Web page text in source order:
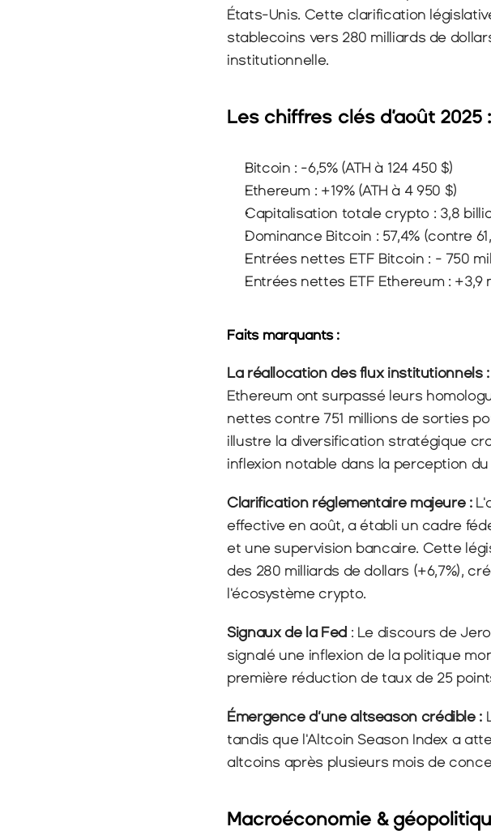
États-Unis. Cette clarification
stablecoins vers 280 milliards de
institutionnelle.
Les chiffres clés d’août 2025 :
Bitcoin : -6,5% (ATH à 124 450 $)
Ethereum : +19% (ATH à 4 950 $)
Capitalisation totale crypto : 3,8
Dominance Bitcoin : 57,4% (contre
Entrées nettes ETF Bitcoin : - 750
Entrées nettes ETF Ethereum : +3,9
Faits marquants :
La réallocation des flux institutionnels :
Ethereum ont surpassé leurs
nettes contre 751 millions de sorties
illustre la diversification stratégique
inflexion notable dans la perception
Clarification réglementaire majeure :
effective en août, a établi un cadre
et une supervision bancaire. Cette
des 280 milliards de dollars (+6,7%),
l'écosystème crypto.
Signaux de la Fed : Le discours de
signalé une inflexion de la politique
première réduction de taux de 25
Émergence d’une altseason crédible :
tandis que l'Altcoin Season Index a
altcoins après plusieurs mois de
Macroéconomie &